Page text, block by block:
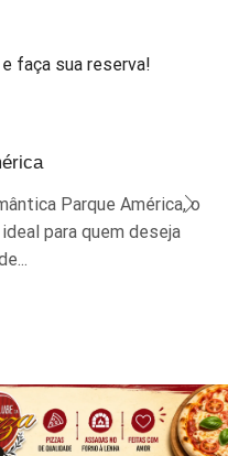
faça sua reserva!
Parque América, o
para quem deseja